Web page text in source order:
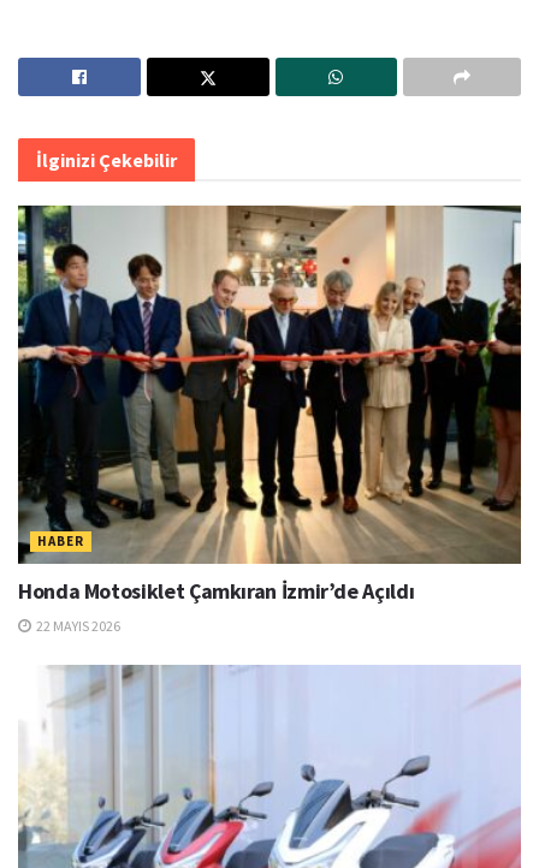
İlginizi Çekebilir
HABER
Honda Motosiklet Çamkıran İzmir’de Açıldı
22 MAYIS 2026